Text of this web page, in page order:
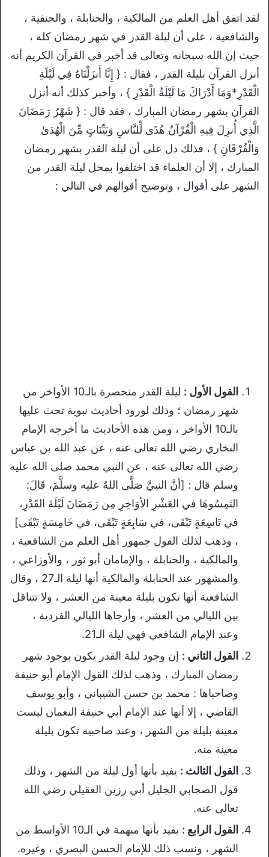
لقد اتفق أهل العلم من المالكية ، والحنابلة ، والحنفية ،
والشافعية ، على أن ليلة القدر في شهر رمضان كله ،
حيث إن الله سبحانه وتعالى قد أخبر في القرآن الكريم أنه
أنزل القرآن بليلة القدر ، فقال : { إِنَّا أَنزَلْنَاهُ فِي لَيْلَةِ
الْقَدْرِ*وَمَا أَدْرَاكَ مَا لَيْلَةُ الْقَدْرِ } ، وأخبر كذلك أنه أنزل
القرآن بشهر رمضان المبارك ، فقد قال : { شَهْرُ رَمَضَانَ
الَّذِي أُنزِلَ فِيهِ الْقُرْآنُ هُدًى لِّلنَّاسِ وَبَيِّنَاتٍ مِّنَ الْهُدَىٰ
وَالْفُرْقَانِ } ، فذلك دل على أن ليلة القدر بشهر رمضان
المبارك ، إلا أن العلماء قد اختلفوا بمحل ليلة القدر من
الشهر على أقوال ، وتوضيح أقوالهم في التالي :
القول الأول :
ليلة القدر منحصرة بالـ10 الأواخر من
شهر رمضان ؛ وذلك لورود أحاديث نبوية تحث عليها
بالـ10 الأواخر ، ومن هذه الأحاديث ما أخرجه الإمام
البخاري رضي الله تعالى عنه ، عن عبد الله بن عباس
رضي الله تعالى عنه ، عن النبي محمد صلى الله عليه
وسلم قال : [أنَّ النبيَّ صَلَّى اللهُ عليه وسلَّمَ، قَالَ:
التَمِسُوهَا في العَشْرِ الأوَاخِرِ مِن رَمَضَانَ لَيْلَةَ القَدْرِ،
في تَاسِعَةٍ تَبْقَى، في سَابِعَةٍ تَبْقَى، في خَامِسَةٍ تَبْقَى]
، وذهب لذلك القول جمهور أهل العلم من الشافعية ،
والمالكية ، والحنابلة ، والإمامان أبو ثور ، والأوزاعي ،
والمشهور عند الحنابلة والمالكية أنها ليلة الـ27 ، وقال
الشافعية أنها تكون بليلة معينة من العشر ، ولا تتناقل
بين الليالي من العشر ، وأرجاها الليالي الفردية ،
وعند الإمام الشافعي فهي ليلة الـ21.
القول الثاني : إن وجود ليلة القدر يكون بوجود شهر
رمضان المبارك ، وذهب لذلك القول الإمام أبو حنيفة
وصاحباها : محمد بن حسن الشيباني ، وأبو يوسف
القاضي ، إلا أنها عند الإمام أبي حنيفة النعمان ليست
معينة بليلة من الشهر ، وعند صاحبيه تكون بليلة
معينة منه.
القول الثالث : يفيد بأنها أول ليلة من الشهر ، وذلك
قول الصحابي الجليل أبي رزين العقيلي رضي الله
تعالى عنه.
القول الرابع :
يفيد بأنها مبهمة في الـ10 الأواسط من
الشهر ، ونسب ذلك للإمام الحسن البصري ، وغيره.